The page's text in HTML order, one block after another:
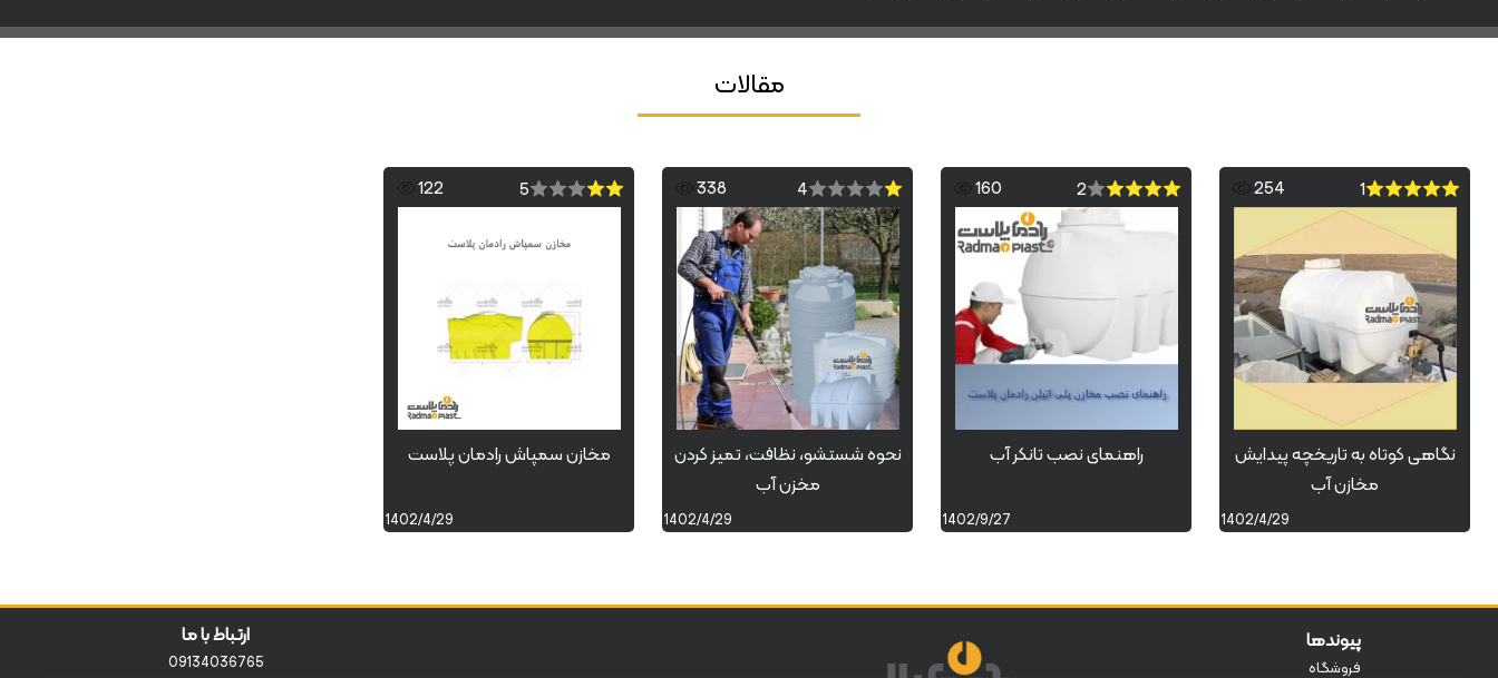
مقالات
1
254
نگاهی کوتاه به تاریخچه پیدایش
مخازن آب
1402/4/29
2
160
راهنمای نصب تانکر آب
1402/9/27
4
338
نحوه شستشو، نظافت، تمیز کردن
مخزن آب
1402/4/29
5
122
مخازن سمپاش رادمان پلاست
1402/4/29
پیوندها
فروشگاه
ارتباط با ما
09134036765